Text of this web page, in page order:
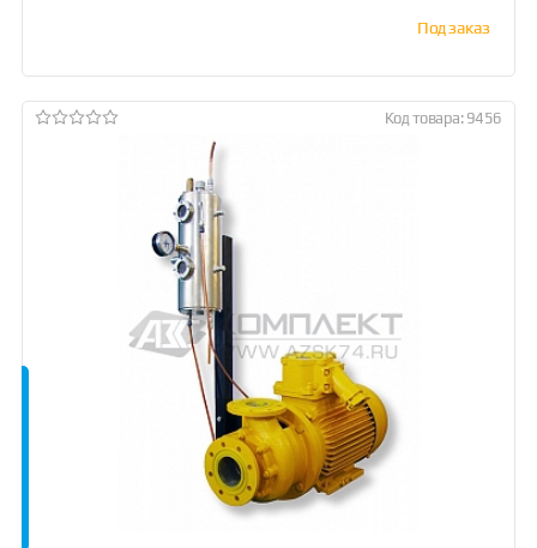
Под заказ
Код товара: 9456